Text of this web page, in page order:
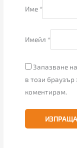
Име *
Имейл *
Запазване
в този браузър
коментирам.